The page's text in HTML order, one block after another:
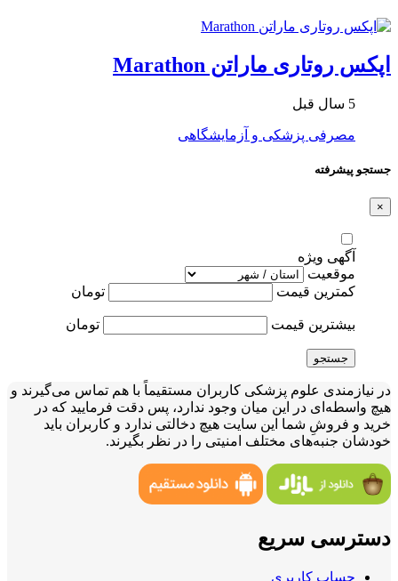
اپکس روتاری ماراتن Marathon
5 سال قبل
مصرفی پزشکی و آزمایشگاهی
جستجو پیشرفته
×
آگهی ویژه
موقعیت
کمترین قیمت
تومان
بیشترین قیمت تومان
جستجو
در نیازمندی علوم پزشکی کاربران مستقیماً با هم تماس می‌گیرند و
هیچ واسطه‌ای در این میان وجود ندارد، پس دقت فرمایید که در
خرید و فروشِ شما این سایت هیچ دخالتی ندارد و کاربران باید
خودشان جنبه‌های مختلف امنیتی را در نظر بگیرند.
دسترسی سریع
حساب کاربری